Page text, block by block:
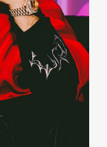
TODOS LOS